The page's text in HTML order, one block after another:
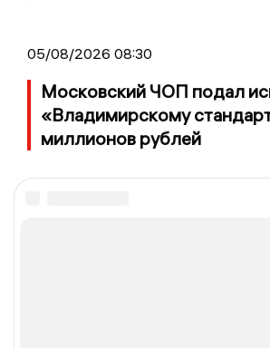
05/08/2026 08:30
Московский ЧОП подал
«Владимирскому
миллионов рублей